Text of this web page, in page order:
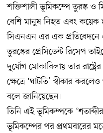
শক্তিশালী ভূমিকম্পে তুরস্ক ও
বেশি মানুষ নিহত এবং কয়েক
সিএনএন এর এক প্রতিবেদনে
তুরস্কের প্রেসিডেন্ট রিসেপ
দুর্যোগ মোকাবিলায় তার
ক্ষেত্রে ‘ঘাটতি’ স্বীকার
বলে জানিয়েছেন।
তিনি এই ভূমিকম্পকে
ভূমিকম্পের পর প্রথমবারের